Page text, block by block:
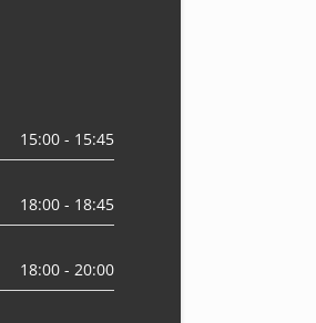
15:00 - 15:45
18:00 - 18:45
18:00 - 20:00